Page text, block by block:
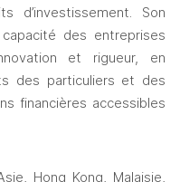
d’investissement. Son
des entreprises
et rigueur, en
des particuliers et des
financières accessibles
Hong Kong, Malaisie,